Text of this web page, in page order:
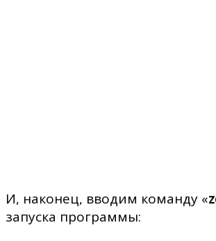
И, наконец, вводим команду «
запуска программы: